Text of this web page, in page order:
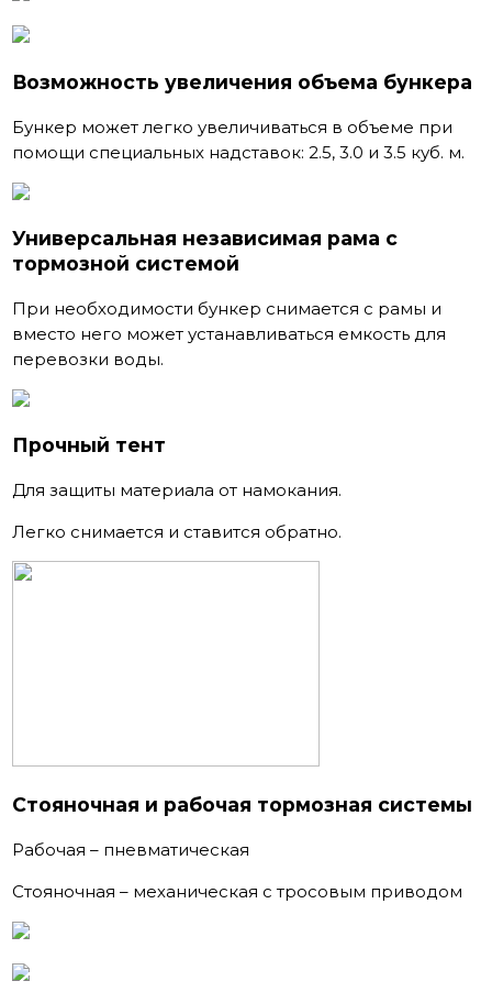
Возможность увеличения объема бункера
Бункер может легко увеличиваться в объеме при
помощи специальных надставок: 2.5, 3.0 и 3.5 куб. м.
Универсальная независимая рама с
тормозной системой
При необходимости бункер снимается с рамы и
вместо него может устанавливаться емкость для
перевозки воды.
Прочный тент
Для защиты материала от намокания.
Легко снимается и ставится обратно.
Стояночная и рабочая тормозная системы
Рабочая – пневматическая
Стояночная – механическая с тросовым приводом